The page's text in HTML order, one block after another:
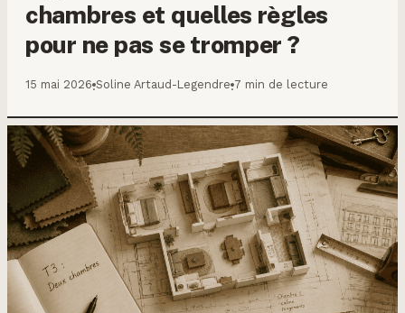
chambres et quelles règles
pour ne pas se tromper ?
15 mai 2026·Soline Artaud-Legendre·7 min de lecture